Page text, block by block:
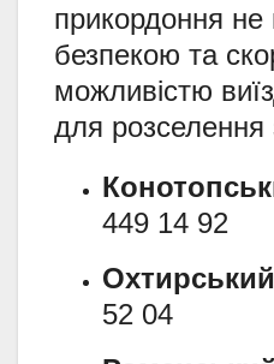
прикордоння не
безпекою та
можливістю
для
449 14 92
52 04